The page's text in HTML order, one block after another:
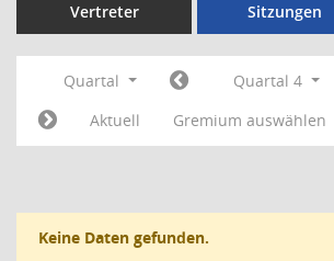
Vertreter Sitzungen
Quartal Quartal 4
Aktuell
Gremium auswählen
Keine Daten gefunden.